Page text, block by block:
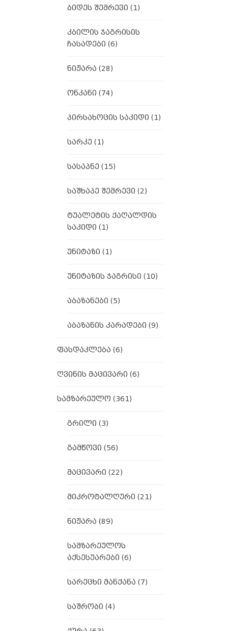
ბიდეს შემრევი (1)
კბილის ჯაგრისის
ჩასადები (6)
ნიჟარა (28)
ონკანი (74)
პირსახოცის საკიდი (1)
სარკე (1)
სასაპნე (15)
საშხაპე შემრევი (2)
ტუალეტის ქაღალდის
საკიდი (1)
უნიტაზი (1)
უნიტაზის ჯაგრისი (10)
აბაზანები (5)
აბაზანის კარადები (9)
ფასდაკლება (6)
ღვინის მაცივარი (6)
სამზარეულო (361)
გრილი (3)
გამწოვი (56)
მაცივარი (22)
მიკროტალღური (21)
ნიჟარა (89)
სამზარეულოს
აქსესუარები (6)
სარეცხი მანქანა (7)
საშრობი (4)